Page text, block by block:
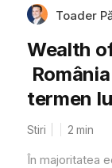
Toader
Wealth
termen
Stiri 2 min
În majoritatea